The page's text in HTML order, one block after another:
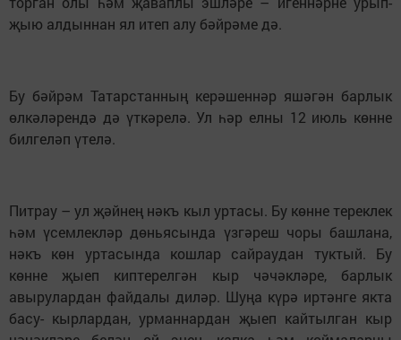
җыю алдыннан ял итеп алу бәйрәме дә.
Бу бәйрәм Татарстанның керәшеннәр яшәгән барлык
өлкәләрендә дә үткәрелә. Ул һәр елны 12 июль көнне
билгеләп үтелә.
Питрау – ул җәйнең нәкъ кыл уртасы. Бу көнне тереклек
һәм үсемлекләр дөньясында үзгәреш чоры башлана,
нәкъ көн уртасында кошлар сайраудан туктый. Бу
көнне җыеп киптерелгән кыр чәчәкләре, барлык
авырулардан файдалы диләр. Шуңа күрә иртәнге якта
басу- кырлардан, урманнардан җыеп кайтылган кыр